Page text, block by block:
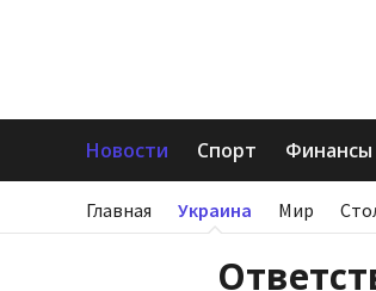
Новости Спорт Финансы
Главная Украина Мир